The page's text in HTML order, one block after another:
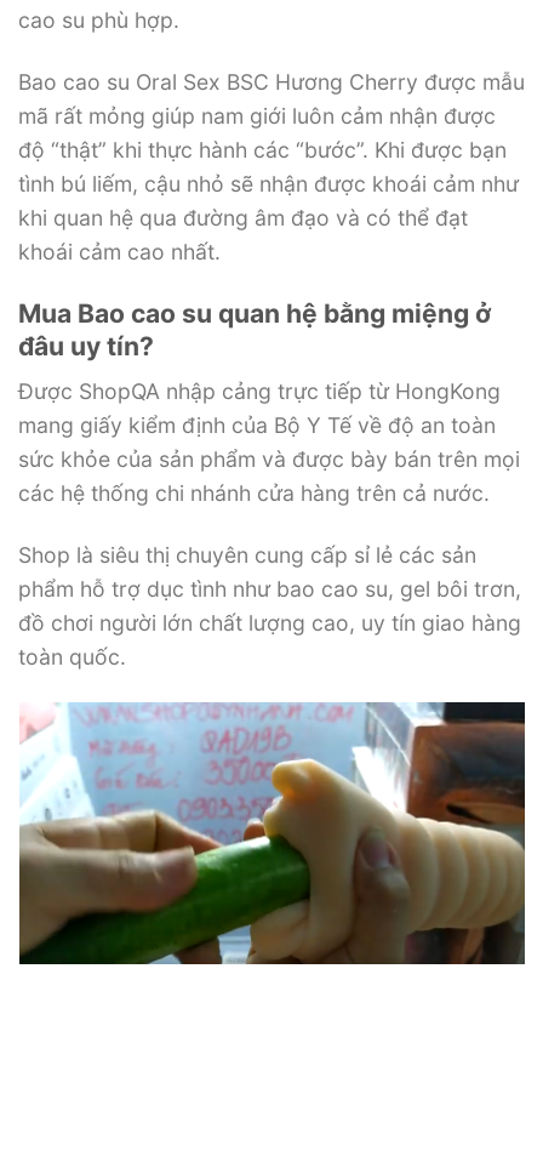
cao su phù hợp.
Bao cao su Oral Sex BSC Hương Cherry được mẫu
mã rất mỏng giúp nam giới luôn cảm nhận được
độ “thật” khi thực hành các “bước”. Khi được bạn
tình bú liếm, cậu nhỏ sẽ nhận được khoái cảm như
khi quan hệ qua đường âm đạo và có thể đạt
khoái cảm cao nhất.
Mua Bao cao su quan hệ bằng miệng ở
đâu uy tín?
Được ShopQA nhập cảng trực tiếp từ HongKong
mang giấy kiểm định của Bộ Y Tế về độ an toàn
sức khỏe của sản phẩm và được bày bán trên mọi
các hệ thống chi nhánh cửa hàng trên cả nước.
Shop là siêu thị chuyên cung cấp sỉ lẻ các sản
phẩm hỗ trợ dục tình như bao cao su, gel bôi trơn,
đồ chơi người lớn chất lượng cao, uy tín giao hàng
toàn quốc.